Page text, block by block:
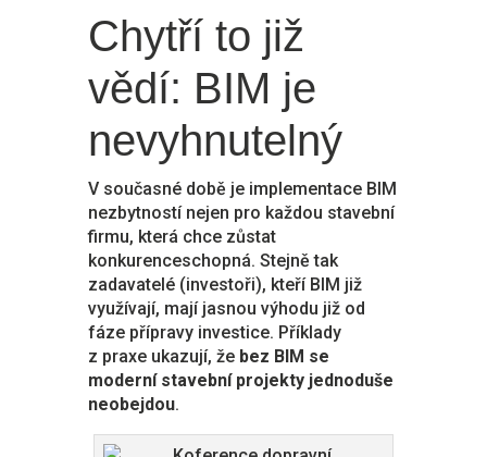
Chytří to již
vědí: BIM je
nevyhnutelný
V současné době je implementace BIM
nezbytností nejen pro každou stavební
firmu, která chce zůstat
konkurenceschopná. Stejně tak
zadavatelé (investoři), kteří BIM již
využívají, mají jasnou výhodu již od
fáze přípravy investice. Příklady
z praxe ukazují, že bez BIM se
moderní stavební projekty jednoduše
neobejdou.